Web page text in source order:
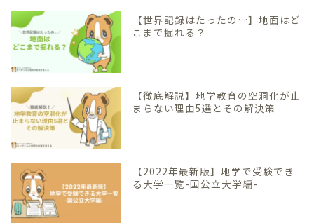
【世界記録はたったの…】地面はど
こまで掘れる？
【徹底解説】地学教育の空洞化が止
まらない理由5選とその解決策
【2022年最新版】地学で受験でき
る大学一覧-国公立大学編-